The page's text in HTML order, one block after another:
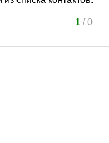
1 /0